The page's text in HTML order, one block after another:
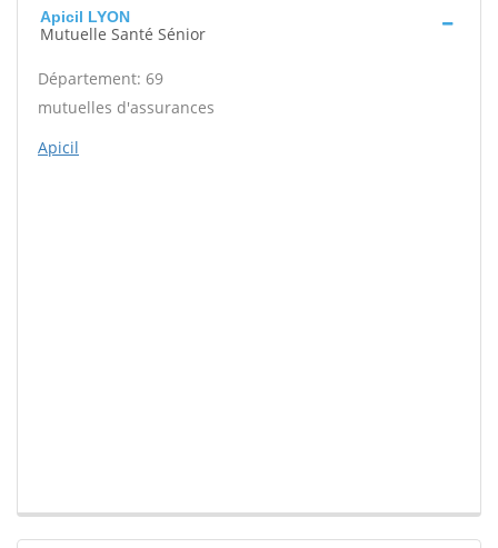
Apicil LYON
Mutuelle Santé Sénior
Département: 69
mutuelles d'assurances
Apicil